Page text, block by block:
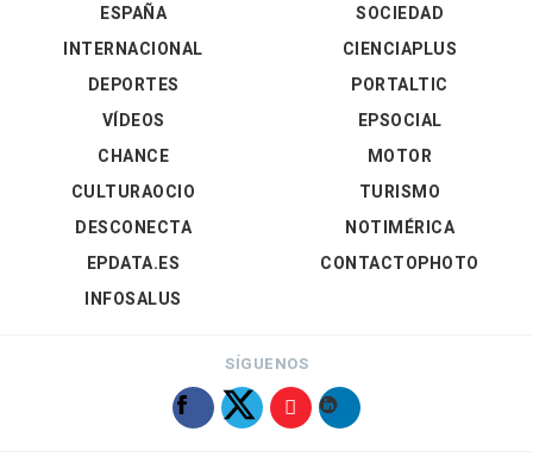
ESPAÑA
INTERNACIONAL
DEPORTES
VÍDEOS
SOCIEDAD
CIENCIAPLUS
PORTALTIC
EPSOCIAL
CHANCE
CULTURAOCIO
DESCONECTA
EPDATA.ES
INFOSALUS
MOTOR
TURISMO
NOTIMÉRICA
CONTACTOPHOTO
SÍGUENOS